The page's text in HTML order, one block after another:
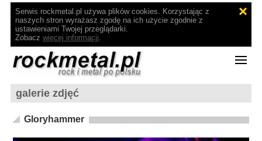
Serwis rockmetal.pl używa plików cookies. Korzystając z
naszych stron wyrażasz zgodę na ich użycie zgodnie z
ustawieniami Twojej przeglądarki.
Zobacz więcej informacji.
galerie zdjęć
Gloryhammer